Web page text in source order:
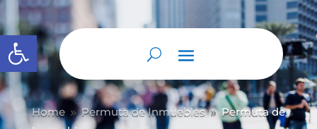
Abrir barra de herramientas
Home 9 Permuta de Inmuebles 9 Permuta de